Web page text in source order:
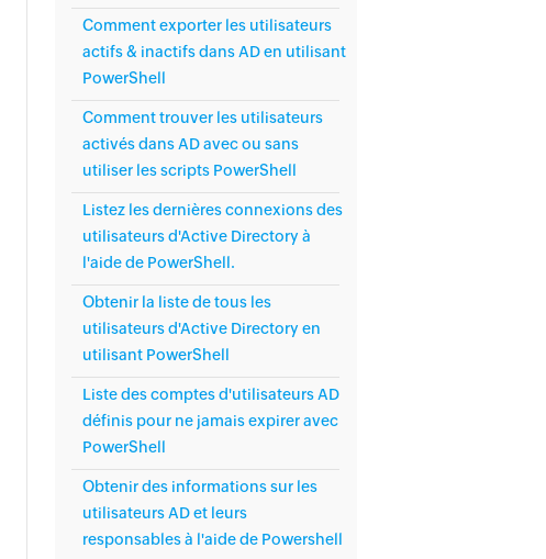
Comment exporter les utilisateurs
actifs & inactifs dans AD en utilisant
PowerShell
Comment trouver les utilisateurs
activés dans AD avec ou sans
utiliser les scripts PowerShell
Listez les dernières connexions des
utilisateurs d'Active Directory à
l'aide de PowerShell.
Obtenir la liste de tous les
utilisateurs d'Active Directory en
utilisant PowerShell
Liste des comptes d'utilisateurs AD
définis pour ne jamais expirer avec
PowerShell
Obtenir des informations sur les
utilisateurs AD et leurs
responsables à l'aide de Powershell